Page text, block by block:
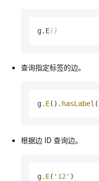
g.E()
查询指定标签的边。
g.E() .hasLabel (
根据边 ID 查询边。
g.E( '12' )